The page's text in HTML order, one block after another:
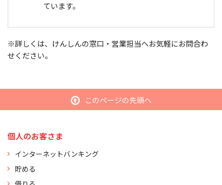
ています。
※詳しくは、けんしんの窓口・営業担当へお気軽にお問合わ
せください。
このページの先頭へ
個人のお客さま
インターネットバンキング
貯める